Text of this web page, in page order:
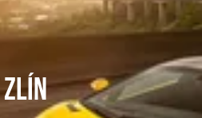
Zlín